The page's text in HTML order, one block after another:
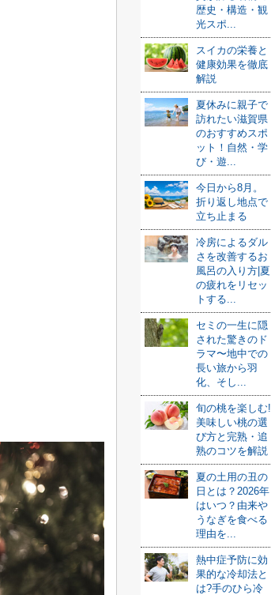
歴史・構造・観
光スポ...
スイカの栄養と
健康効果を徹底
解説
夏休みに親子で
訪れたい滋賀県
のおすすめスポ
ット！自然・学
び・遊...
今日から8月。
折り返し地点で
立ち止まる
冷房によるダル
さを改善するお
風呂の入り方|夏
の疲れをリセッ
トする...
セミの一生に隠
された驚きのド
ラマ〜地中での
長い旅から羽
化、そし...
旬の桃を楽しむ!
美味しい桃の選
び方と完熟・追
熟のコツを解説
夏の土用の丑の
日とは？2026年
はいつ？由来や
うなぎを食べる
理由を...
熱中症予防に効
果的な冷却法と
は?手のひら冷